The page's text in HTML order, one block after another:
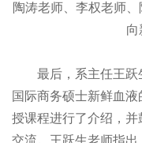
陶涛老师、李权老师
向
最后，系主任王跃
国际商务硕士新鲜血
授课程进行了介绍，